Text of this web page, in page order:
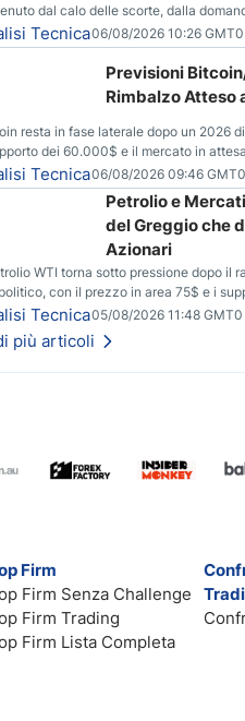
dal calo delle scorte, dalla
e dai timori di deficit
Tecnica06/08/2026 10:26 GMT0
Previsioni
Rimbalzo Atteso
resta in fase laterale dopo un 2026
dei 60.000$ e il mercato in
USA ed elezioni di medio
Tecnica06/08/2026 09:46 GMT0
Petrolio e
del Greggio che
Azionari
WTI torna sotto pressione dopo il
con il prezzo in area 75$ e i
se il ribasso potrà estendersi
Tecnica05/08/2026 11:48 GMT0
più articoli
Firm
Firm Senza Challenge
Firm Trading
Firm Lista Completa